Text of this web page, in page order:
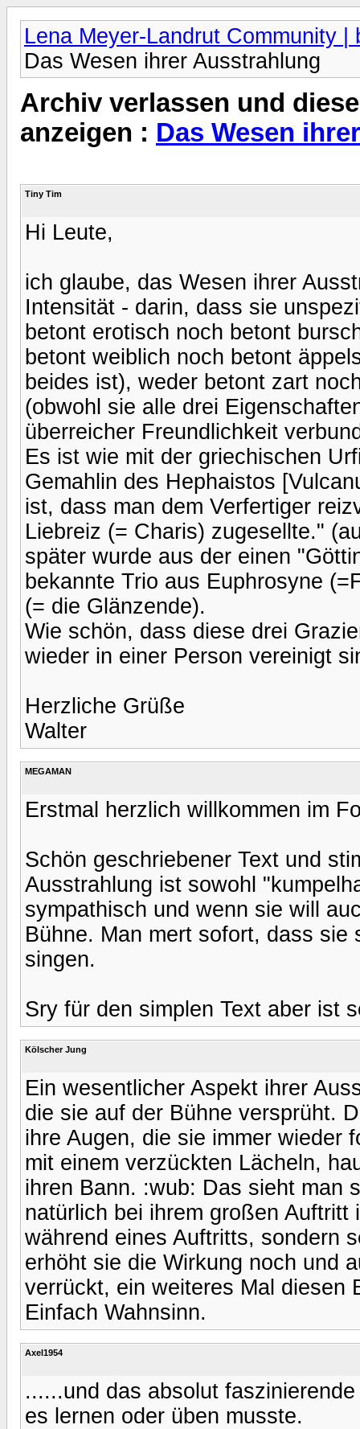
Lena Meyer-Landrut Community |
Das Wesen ihrer Ausstrahlung
Archiv verlassen und
anzeigen : Das Wesen
Tiny Tim
Hi Leute,
ich glaube, das Wesen ihrer
Intensität - darin, dass sie
betont erotisch noch betont
betont weiblich noch betont
beides ist), weder betont zart
(obwohl sie alle drei
überreicher Freundlichkeit
Es ist wie mit der griechischen
Gemahlin des Hephaistos
ist, dass man dem Verfertiger
Liebreiz (= Charis) zugesellte."
später wurde aus der einen
bekannte Trio aus Euphrosyne
(= die Glänzende).
Wie schön, dass diese drei
wieder in einer Person vereinigt
Herzliche Grüße
Walter
MEGAMAN
Erstmal herzlich willkommen im
Schön geschriebener Text und
Ausstrahlung ist sowohl
sympathisch und wenn sie will
Bühne. Man mert sofort, dass
singen.
Sry für den simplen Text aber ist
Kölscher Jung
Ein wesentlicher Aspekt ihrer
die sie auf der Bühne versprüht.
ihre Augen, die sie immer wieder
mit einem verzückten Lächeln,
ihren Bann. :wub: Das sieht man
natürlich bei ihrem großen
während eines Auftritts, sondern
erhöht sie die Wirkung noch und
verrückt, ein weiteres Mal diesen
Einfach Wahnsinn.
Axel1954
......und das absolut
es lernen oder üben musste.